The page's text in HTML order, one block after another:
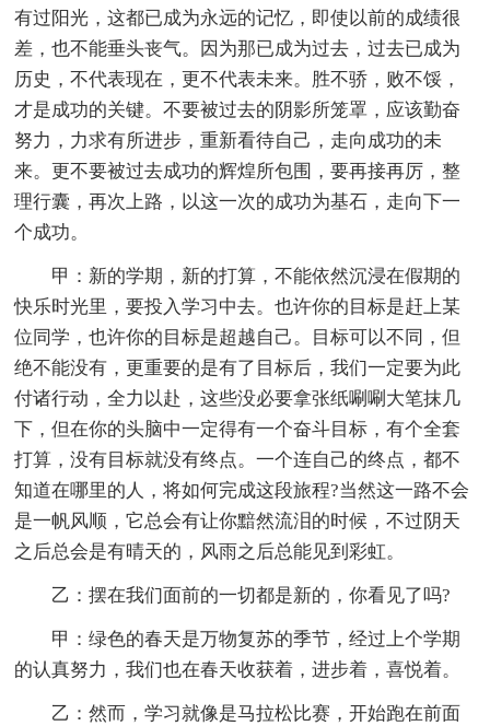
有过阳光，这都已成为永远的记忆，即使以前的成绩很
差，也不能垂头丧气。因为那已成为过去，过去已成为
历史，不代表现在，更不代表未来。胜不骄，败不馁，
才是成功的关键。不要被过去的阴影所笼罩，应该勤奋
努力，力求有所进步，重新看待自己，走向成功的未
来。更不要被过去成功的辉煌所包围，要再接再厉，整
理行囊，再次上路，以这一次的成功为基石，走向下一
个成功。
甲：新的学期，新的打算，不能依然沉浸在假期的
快乐时光里，要投入学习中去。也许你的目标是赶上某
位同学，也许你的目标是超越自己。目标可以不同，但
绝不能没有，更重要的是有了目标后，我们一定要为此
付诸行动，全力以赴，这些没必要拿张纸唰唰大笔抹几
下，但在你的头脑中一定得有一个奋斗目标，有个全套
打算，没有目标就没有终点。一个连自己的终点，都不
知道在哪里的人，将如何完成这段旅程?当然这一路不会
是一帆风顺，它总会有让你黯然流泪的时候，不过阴天
之后总会是有晴天的，风雨之后总能见到彩虹。
乙：摆在我们面前的一切都是新的，你看见了吗?
甲：绿色的春天是万物复苏的季节，经过上个学期
的认真努力，我们也在春天收获着，进步着，喜悦着。
乙：然而，学习就像是马拉松比赛，开始跑在前面